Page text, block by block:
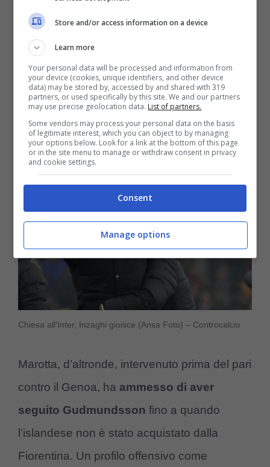
partenza a parametro zero e soprattutto
all’Inter, la nemica di sempre. Alla
Continassa temono che già vi sia una sorta
di pre accordo tra il calciatore ed il club
nerazzurro in vista della prossima stagione.
Chiesa all’Inter, Inzaghi gioisce (Ansa Foto) – Controcalcio
Marotta, d’altronde, intervenuto prima del pari
contro il Genoa, ha ammesso di aver
seguito Gudmundsson fino a quando
l’islandese non è stato acquistato dalla
Fiorentina. Un profilo offensivo come
Store and/or access information on a device
Learn more
Your personal data will be processed and information from
your device (cookies, unique identifiers, and other device
data) may be stored by, accessed by and shared with 319
partners, or used specifically by this site. We and our partners
may use precise geolocation data. List of partners.
Some vendors may process your personal data on the basis
of legitimate interest, which you can object to by managing
your options below. Look for a link at the bottom of this page
or in the site menu to manage or withdraw consent in privacy
and cookie settings.
Consent
Manage options